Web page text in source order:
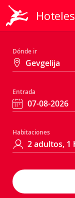
Hoteles
Dónde ir
Entrada
Habitaciones